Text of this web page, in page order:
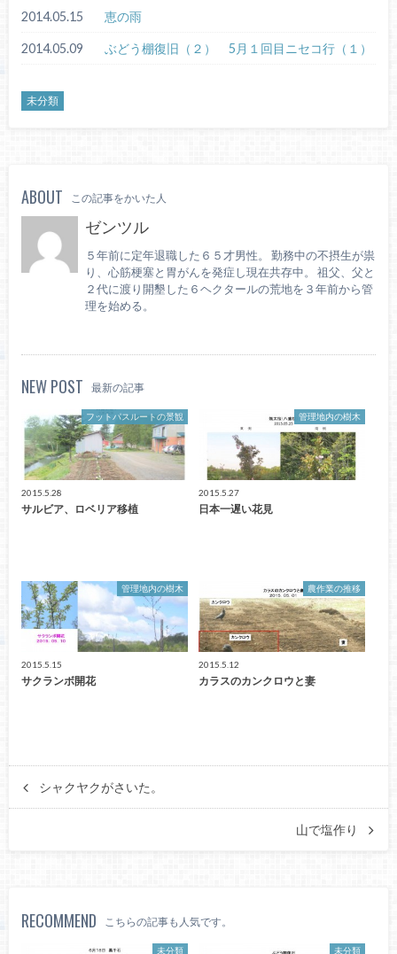
2014.05.15 恵の雨
2014.05.09 ぶどう棚復旧（２） 5月１回目ニセコ行（１）
未分類
ABOUT この記事をかいた人
ゼンツル
５年前に定年退職した６５才男性。 勤務中の不摂生が祟
り、心筋梗塞と胃がんを発症し現在共存中。 祖父、父と
２代に渡り開墾した６ヘクタールの荒地を３年前から管
理を始める。
NEW POST 最新の記事
フットパスルートの景観
2015.5.28
サルビア、ロベリア移植
管理地内の樹木
2015.5.27
日本一遅い花見
管理地内の樹木
2015.5.15
サクランボ開花
農作業の推移
2015.5.12
カラスのカンクロウと妻
シャクヤクがさいた。
山で塩作り
RECOMMEND こちらの記事も人気です。
未分類 未分類